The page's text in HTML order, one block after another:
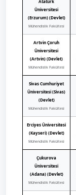
Atatürk
Üniversitesi
(Erzurum) (Devlet)
Mühendislik Fakültesi
Artvin Çoruh
Üniversitesi
(Artvin) (Devlet)
Mühendislik Fakültesi
Sivas Cumhuriyet
Üniversitesi (Sivas)
(Devlet)
Mühendislik Fakültesi
Erciyes Üniversitesi
(Kayseri) (Devlet)
Mühendislik Fakültesi
Çukurova
Üniversitesi
(Adana) (Devlet)
Mühendislik Fakültesi